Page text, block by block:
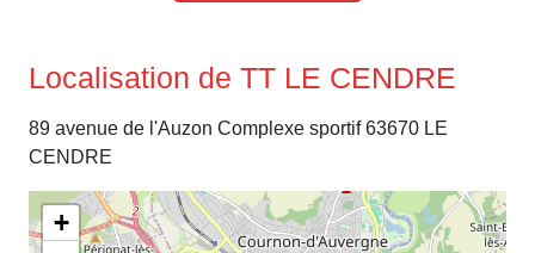
Localisation de TT LE CENDRE
89 avenue de l'Auzon Complexe sportif 63670 LE
CENDRE
+